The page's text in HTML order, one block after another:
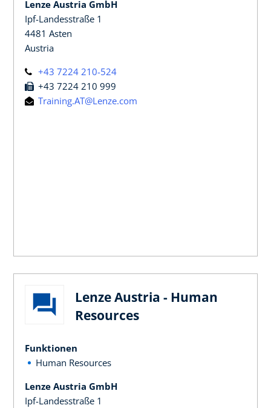
Lenze Austria GmbH
Ipf-Landesstraße 1
4481 Asten
Austria
+43 7224 210-524
+43 7224 210 999
Training.AT@Lenze.com
Lenze Austria - Human
Resources
Funktionen
Human Resources
Lenze Austria GmbH
Ipf-Landesstraße 1